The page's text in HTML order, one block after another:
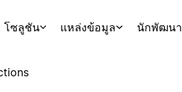
โซลูชัน แหล่งข้อมูล นักพัฒนา